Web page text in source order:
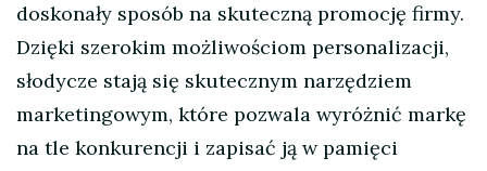
doskonały sposób na skuteczną promocję firmy.
Dzięki szerokim możliwościom personalizacji,
słodycze stają się skutecznym narzędziem
marketingowym, które pozwala wyróżnić markę
na tle konkurencji i zapisać ją w pamięci